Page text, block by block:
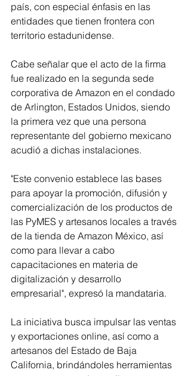
país, con especial énfasis en las
entidades que tienen frontera con
territorio estadunidense.
Cabe señalar que el acto de la firma
fue realizado en la segunda sede
corporativa de Amazon en el condado
de Arlington, Estados Unidos, siendo
la primera vez que una persona
representante del gobierno mexicano
acudió a dichas instalaciones.
"Este convenio establece las bases
para apoyar la promoción, difusión y
comercialización de los productos de
las PyMES y artesanos locales a través
de la tienda de Amazon México, así
como para llevar a cabo
capacitaciones en materia de
digitalización y desarrollo
empresarial", expresó la mandataria.
La iniciativa busca impulsar las ventas
y exportaciones online, así como a
artesanos del Estado de Baja
California, brindándoles herramientas